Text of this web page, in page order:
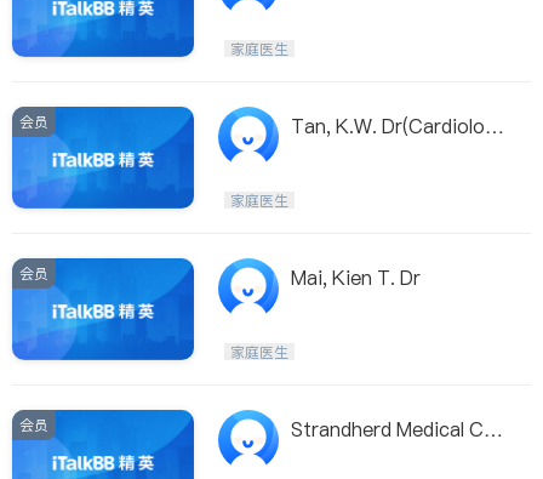
家庭医生
会员
Tan, K.W. Dr(Cardiologi
家庭医生
会员 Mai, Kien T. Dr
家庭医生
会员
Strandherd Medical Cen